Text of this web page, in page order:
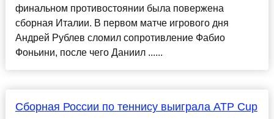
финальном противостоянии была повержена
сборная Италии. В первом матче игрового дня
Андрей Рублев сломил сопротивление Фабио
Фоньини, после чего Даниил ......
Сборная России по теннису выиграла АТР Cup